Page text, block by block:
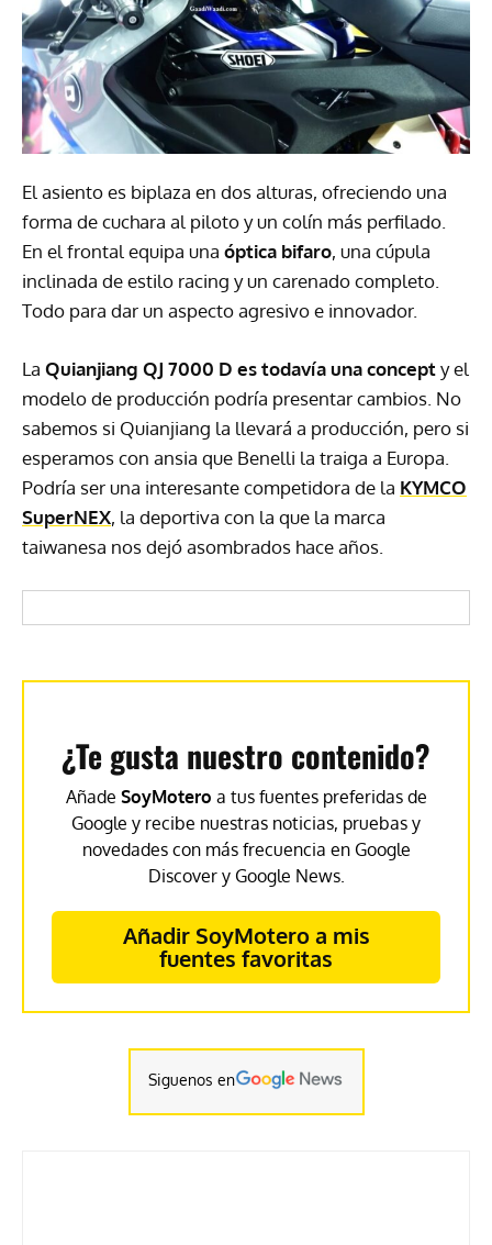
El asiento es biplaza en dos alturas, ofreciendo una
forma de cuchara al piloto y un colín más perfilado.
En el frontal equipa una óptica bifaro, una cúpula
inclinada de estilo racing y un carenado completo.
Todo para dar un aspecto agresivo e innovador.
La Quianjiang QJ 7000 D es todavía una concepty el
modelo de producción podría presentar cambios. No
sabemos si Quianjiang la llevará a producción, pero si
esperamos con ansia que Benelli la traiga a Europa.
Podría ser una interesante competidora de la KYMCO
SuperNEX, la deportiva con la que la marca
taiwanesa nos dejó asombrados hace años.
¿Te gusta nuestro contenido?
Añade SoyMotero a tus fuentes preferidas de
Google y recibe nuestras noticias, pruebas y
novedades con más frecuencia en Google
Discover y Google News.
Añadir SoyMotero a mis
fuentes favoritas
Siguenos en